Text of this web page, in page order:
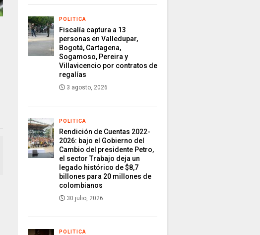
POLITICA
Fiscalía captura a 13
personas en Valledupar,
Bogotá, Cartagena,
Sogamoso, Pereira y
Villavicencio por contratos de
regalías
3 agosto, 2026
POLITICA
Rendición de Cuentas 2022-
2026: bajo el Gobierno del
Cambio del presidente Petro,
el sector Trabajo deja un
legado histórico de $8,7
billones para 20 millones de
colombianos
30 julio, 2026
POLITICA